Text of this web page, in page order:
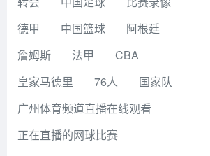
德甲
中国篮球
阿根廷
詹姆斯
法甲
CBA
皇家马德里
76人
国家队
广州体育频道直播在线观看
正在直播的网球比赛